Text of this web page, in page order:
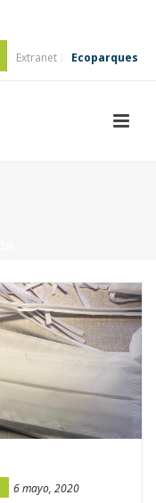
Extranet Ecoparques
6 mayo, 2020